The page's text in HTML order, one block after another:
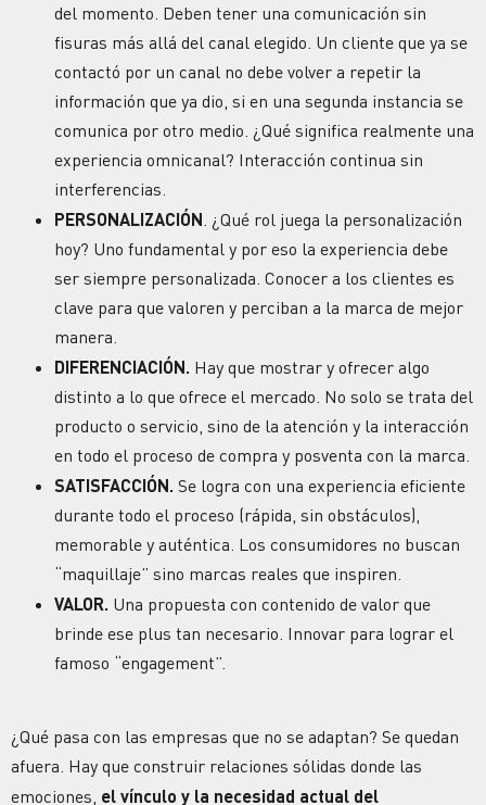
del momento. Deben tener una comunicación sin
fisuras más allá del canal elegido. Un cliente que ya se
contactó por un canal no debe volver a repetir la
información que ya dio, si en una segunda instancia se
comunica por otro medio. ¿Qué significa realmente una
experiencia omnicanal? Interacción continua sin
interferencias.
PERSONALIZACIÓN ¿Qué rol juega la personalización
hoy? Uno fundamental y por eso la experiencia debe
ser siempre personalizada. Conocer a los clientes es
clave para que valoren y perciban a la marca de mejor
manera.
DIFERENCIACIÓN. Hay que mostrar y ofrecer algo
distinto a lo que ofrece el mercado. No solo se trata del
producto o servicio, sino de la atención y la interacción
en todo el proceso de compra y posventa con la marca.
SATISFACCIÓN. Se logra con una experiencia eficiente
durante todo el proceso (rápida, sin obstáculos),
memorable y auténtica. Los consumidores no buscan
“maquillaje” sino marcas reales que inspiren.
VALOR. Una propuesta con contenido de valor que
brinde ese plus tan necesario. Innovar para lograr el
famoso “engagement”.
¿Qué pasa con las empresas que no se adaptan? Se quedan
afuera. Hay que construir relaciones sólidas donde las
emociones, el vínculo y la necesidad actual del